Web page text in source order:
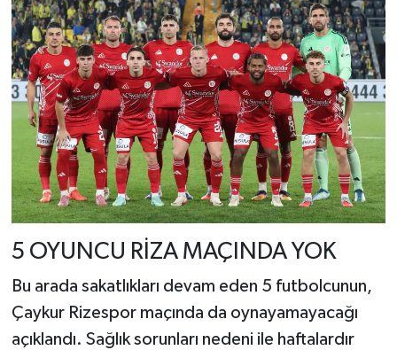
5 OYUNCU RİZA MAÇINDA YOK
Bu arada sakatlıkları devam eden 5 futbolcunun,
Çaykur Rizespor maçında da oynayamayacağı
açıklandı. Sağlık sorunları nedeni ile haftalardır